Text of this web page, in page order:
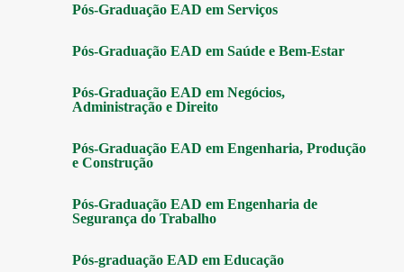
Pós-Graduação EAD em Serviços
Pós-Graduação EAD em Saúde e Bem-Estar
Pós-Graduação EAD em Negócios,
Administração e Direito
Pós-Graduação EAD em Engenharia, Produção
e Construção
Pós-Graduação EAD em Engenharia de
Segurança do Trabalho
Pós-graduação EAD em Educação